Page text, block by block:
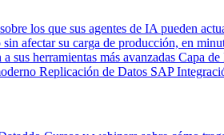
los que sus agentes de IA pueden
afectar su carga de producción, en
sus herramientas más avanzadas Capa de
Replicación de Datos SAP